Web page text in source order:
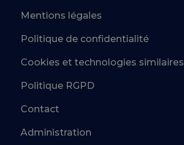
Mentions légales
Politique de confidentialité
Cookies et technologies similaires
Politique RGPD
Contact
Administration